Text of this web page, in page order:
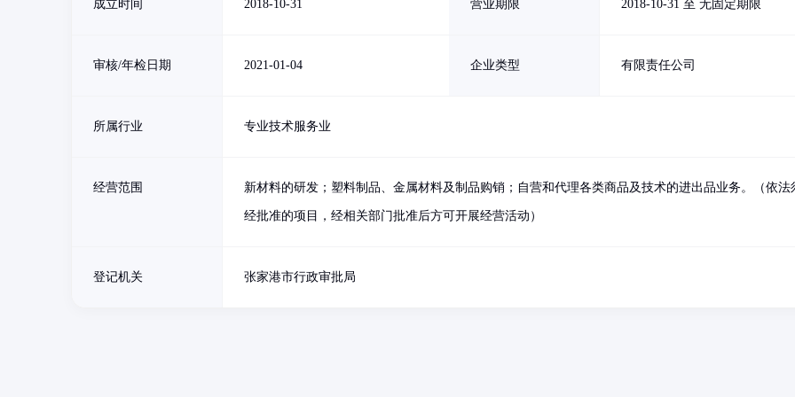
成立时间 2018-10-31 营业期限 2018-10-31 至 无固定期限
审核/年检日期 2021-01-04 企业类型 有限责任公司
所属行业 专业技术服务业
经营范围 新材料的研发；塑料制品、金属材料及制品购销；自营和代理各类商品及技术的进出品业务。（依法
经批准的项目，经相关部门批准后方可开展经营活动）
登记机关 张家港市行政审批局